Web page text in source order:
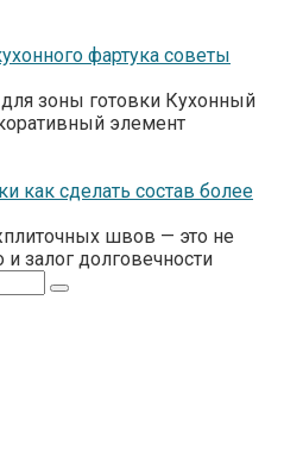
фартука советы
зоны готовки Кухонный
элемент
как сделать состав более
швов — это не
и залог долговечности